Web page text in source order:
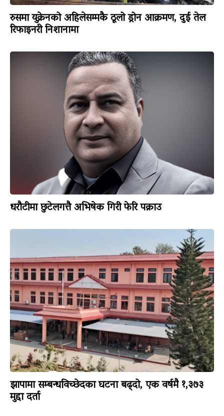
रुसमा युक्रेनको अहिलेसम्मकै ठूलो ड्रोन आक्रमण, दुई तेल
रिफाइनरी निशानामा
धरौटीमा छुटेलगत्तै अभिषेक गिरी फेरि पक्राउ
झापामा सम्बन्धविच्छेदका घटना बढ्दो, एक वर्षमै १,३७३
मुद्दा दर्ता